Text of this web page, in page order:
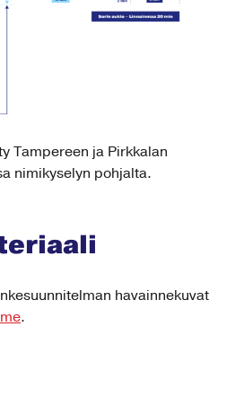
Tampereen ja Pirkkalan
nimikyselyn pohjalta.
havainnekuvat
.